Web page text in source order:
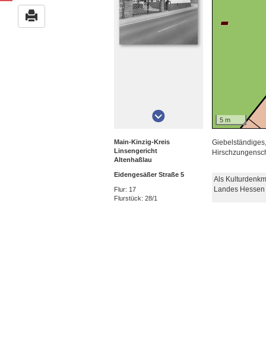
5 m
Main-Kinzig-Kreis
Linsengericht
Altenhaßlau
Eidengesäßer Straße 5
Flur: 17
Flurstück: 28/1
Als
Landes